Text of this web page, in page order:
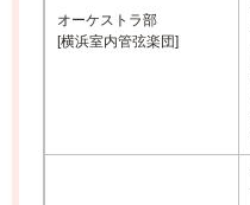
オーケストラ部
[横浜室内管弦楽団]